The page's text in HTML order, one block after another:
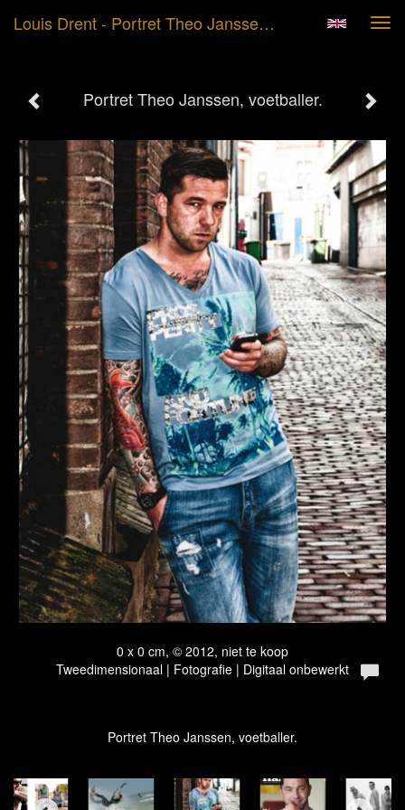
Louis Drent - Portret Theo Janssen, Voetballer.
Portret Theo Janssen, voetballer.
0 x 0 cm, © 2012, niet te koop
Tweedimensionaal | Fotografie | Digitaal onbewerkt
Portret Theo Janssen, voetballer.